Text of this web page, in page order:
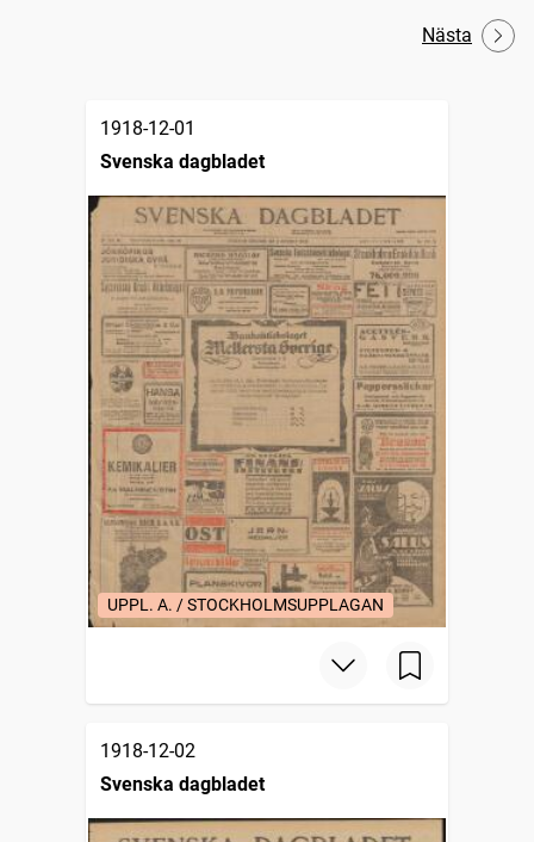
Nästa
1918-12-01
Svenska dagbladet
UPPL. A. / STOCKHOLMSUPPLAGAN
1918-12-02
Svenska dagbladet